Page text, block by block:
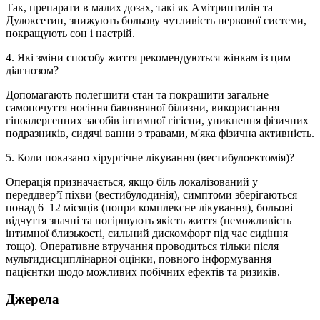
Так, препарати в малих дозах, такі як Амітриптилін та
Дулоксетин, знижують больову чутливість нервової системи,
покращують сон і настрій.
4. Які зміни способу життя рекомендуються жінкам із цим
діагнозом?
Допомагають полегшити стан та покращити загальне
самопочуття носіння бавовняної білизни, використання
гіпоалергенних засобів інтимної гігієни, уникнення фізичних
подразників, сидячі ванни з травами, м'яка фізична активність.
5. Коли показано хірургічне лікування (вестибулоектомія)?
Операція призначається, якщо біль локалізований у
переддвер’ї піхви (вестибулодинія), симптоми зберігаються
понад 6–12 місяців (попри комплексне лікування), больові
відчуття значні та погіршують якість життя (неможливість
інтимної близькості, сильний дискомфорт під час сидіння
тощо). Оперативне втручання проводиться тільки після
мультидисциплінарної оцінки, повного інформування
пацієнтки щодо можливих побічних ефектів та ризиків.
Джерела